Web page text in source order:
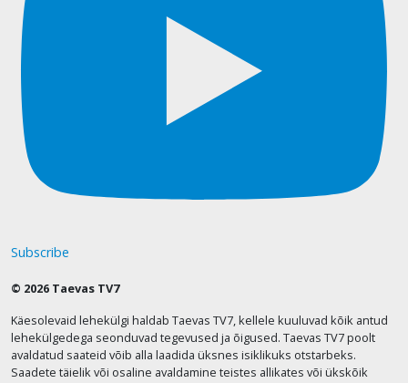
Subscribe
© 2026 Taevas TV7
Käesolevaid lehekülgi haldab Taevas TV7, kellele kuuluvad kõik antud
lehekülgedega seonduvad tegevused ja õigused. Taevas TV7 poolt
avaldatud saateid võib alla laadida üksnes isiklikuks otstarbeks.
Saadete täielik või osaline avaldamine teistes allikates või ükskõik